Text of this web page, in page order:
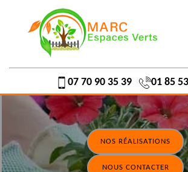
07 70 90 35 39 01 85
NOS RÉALISATIONS
NOUS CONTACTER